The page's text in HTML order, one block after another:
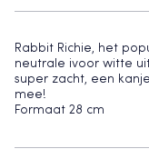
Rabbit Richie, het
neutrale ivoor witte
super zacht, een
mee!
Formaat 28 cm